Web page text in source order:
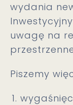
wydania
uwagę na
Piszemy